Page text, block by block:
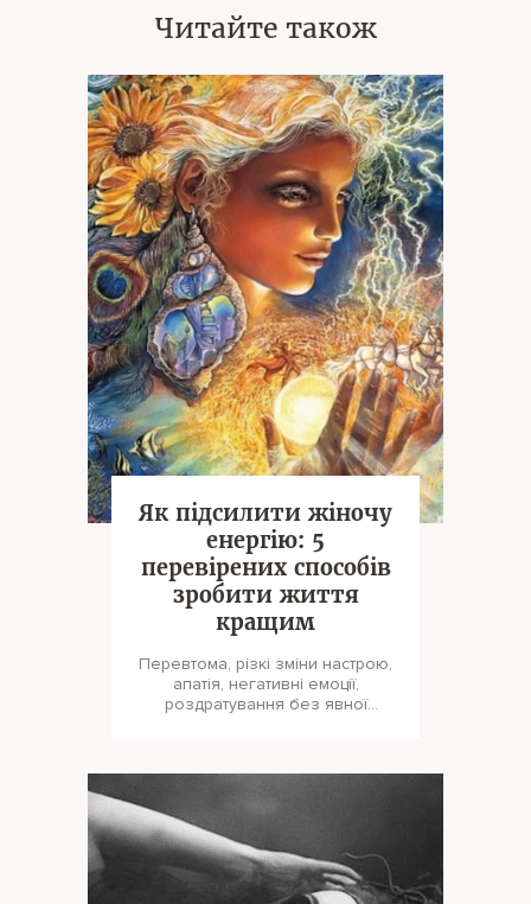
Читайте також
Як підсилити жіночу
енергію: 5
перевірених способів
зробити життя
кращим
Перевтома, різкі зміни настрою,
апатія, негативні емоції,
роздратування без явної